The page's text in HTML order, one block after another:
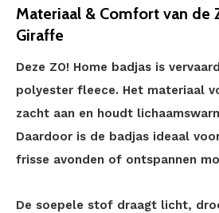
Materiaal & Comfort van de
Giraffe
Deze ZO! Home badjas is
polyester fleece. Het materiaal
zacht aan en houdt
Daardoor is de badjas ideaal
frisse avonden of ontspannen
De soepele stof draagt licht,